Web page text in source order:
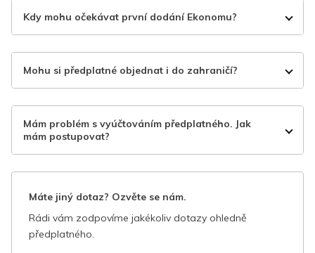
Kdy mohu očekávat první dodání Ekonomu?
Mohu si předplatné objednat i do zahraničí?
Mám problém s vyúčtováním předplatného. Jak
mám postupovat?
Máte jiný dotaz? Ozvěte se nám.
Rádi vám zodpovíme jakékoliv dotazy ohledně
předplatného.